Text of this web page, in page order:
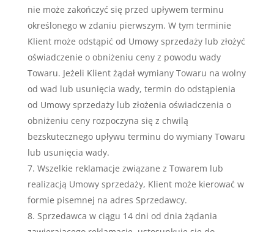
nie może zakończyć się przed upływem terminu
określonego w zdaniu pierwszym. W tym terminie
Klient może odstąpić od Umowy sprzedaży lub złożyć
oświadczenie o obniżeniu ceny z powodu wady
Towaru. Jeżeli Klient żądał wymiany Towaru na wolny
od wad lub usunięcia wady, termin do odstąpienia
od Umowy sprzedaży lub złożenia oświadczenia o
obniżeniu ceny rozpoczyna się z chwilą
bezskutecznego upływu terminu do wymiany Towaru
lub usunięcia wady.
Wszelkie reklamacje związane z Towarem lub
realizacją Umowy sprzedaży, Klient może kierować w
formie pisemnej na adres Sprzedawcy.
Sprzedawca w ciągu 14 dni od dnia żądania